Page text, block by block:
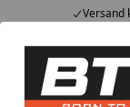
Versand
Hotline07051 / 9 222
Mi-Fr. 8-12 Uhr